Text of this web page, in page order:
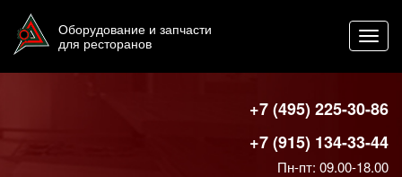
Оборудование и запчасти
для ресторанов
+7 (495) 225-30-86
+7 (915) 134-33-44
Пн-пт: 09.00-18.00